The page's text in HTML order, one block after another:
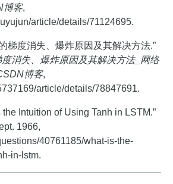
博客,
article/details/71124695.
梯度消失、爆炸原因及其解决方法.”
消失、爆炸原因及其解决方法_网络
博客,
article/details/78847691.
the Intuition of Using Tanh in LSTM.”
1966,
40761185/what-is-the-
in-lstm.